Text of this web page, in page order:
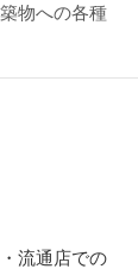
物への各種
流通店での